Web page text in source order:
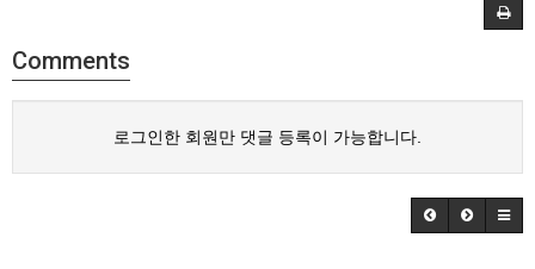
Comments
로그인한 회원만 댓글 등록이 가능합니다.